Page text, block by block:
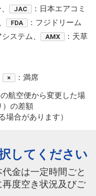
JAC
：日本エアコミ
FDA
：フジドリーム
ステム、 AMX
：天草
×
：満席
航空便から変更した場
）の差額
場合があります）
してください
金は一定時間ごと
度空き状況及びご